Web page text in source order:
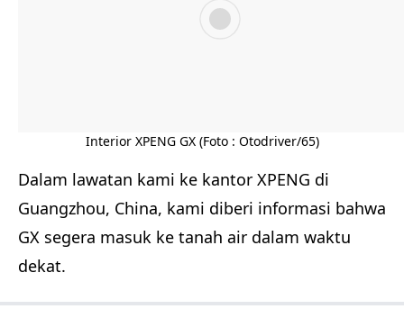
Interior XPENG GX (Foto : Otodriver/65)
Dalam lawatan kami ke kantor XPENG di
Guangzhou, China, kami diberi informasi bahwa
GX segera masuk ke tanah air dalam waktu
dekat.